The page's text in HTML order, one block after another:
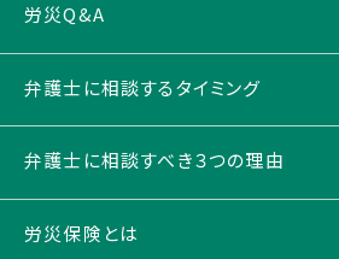
労災Q&A
弁護士に相談するタイミング
弁護士に相談すべき３つの理由
労災保険とは